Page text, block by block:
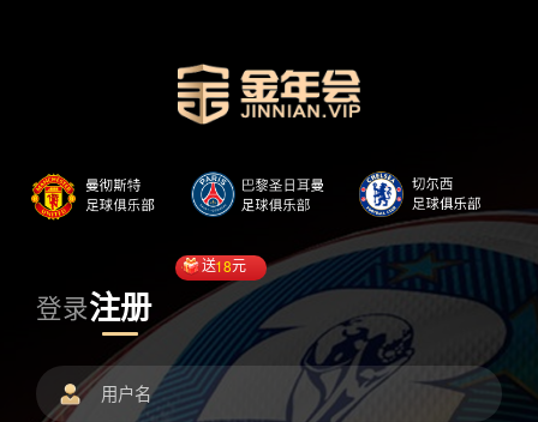
登录注册
送18元